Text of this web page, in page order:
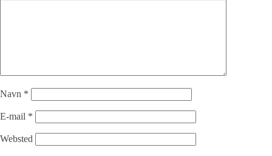
Navn *
E-mail *
Websted